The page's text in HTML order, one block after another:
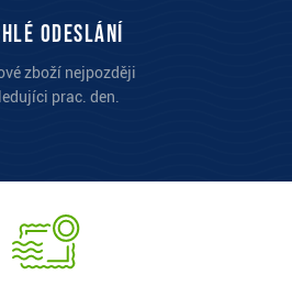
odeslání
zboží nejpozději
prac. den.